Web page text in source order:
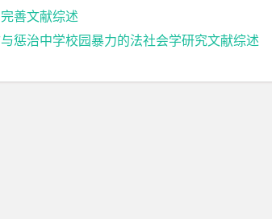
善文献综述
惩治中学校园暴力的法社会学研究文献综述